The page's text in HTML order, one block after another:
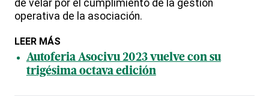
de velar por el cumplimiento de la gestión
operativa de la asociación.
LEER MÁS
Autoferia Asocivu 2023 vuelve con su
trigésima octava edición